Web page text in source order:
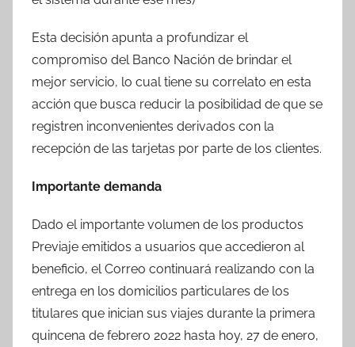
Esta decisión apunta a profundizar el
compromiso del Banco Nación de brindar el
mejor servicio, lo cual tiene su correlato en esta
acción que busca reducir la posibilidad de que se
registren inconvenientes derivados con la
recepción de las tarjetas por parte de los clientes.
Importante demanda
Dado el importante volumen de los productos
Previaje emitidos a usuarios que accedieron al
beneficio, el Correo continuará realizando con la
entrega en los domicilios particulares de los
titulares que inician sus viajes durante la primera
quincena de febrero 2022 hasta hoy, 27 de enero,